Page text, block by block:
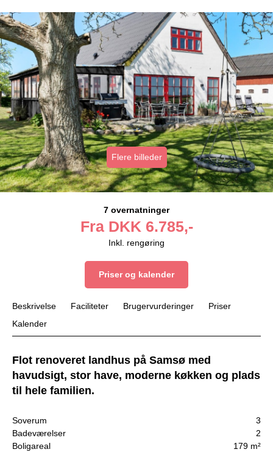
Flere billeder
7 overnatninger
Fra DKK 6.785,-
Inkl. rengøring
Priser og kalender
Beskrivelse Faciliteter Brugervurderinger
Priser
Kalender
Flot renoveret landhus på Samsø med
havudsigt, stor have, moderne køkken og plads
til hele familien.
Soverum
3
Badeværelser
2
Boligareal
179 m²